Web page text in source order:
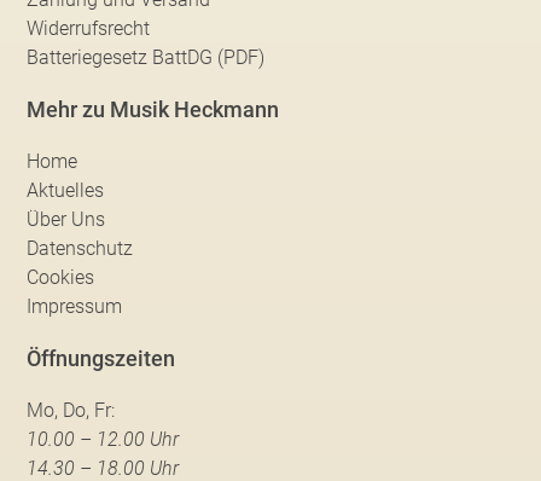
Widerrufsrecht
Batteriegesetz BattDG (PDF)
Mehr zu Musik Heckmann
Home
Aktuelles
Über Uns
Datenschutz
Cookies
Impressum
Öffnungszeiten
Mo, Do, Fr:
10.00 – 12.00 Uhr
14.30 – 18.00 Uhr